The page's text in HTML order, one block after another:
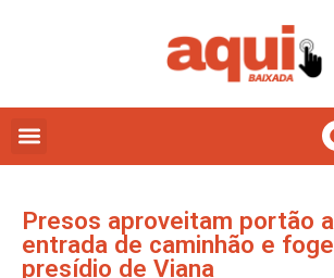
Presos aproveitam portão
entrada de caminhão e
presídio de Viana